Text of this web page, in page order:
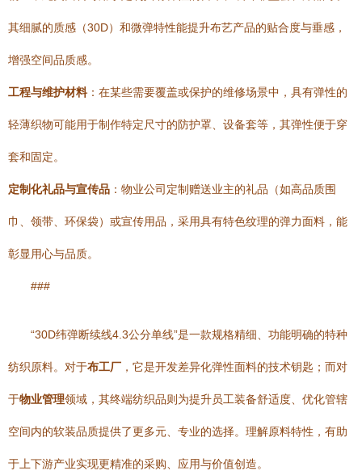
其细腻的质感（30D）和微弹特性能提升布艺产品的贴合度与垂感，
增强空间品质感。
工程与维护材料：在某些需要覆盖或保护的维修场景中，具有弹性的
轻薄织物可能用于制作特定尺寸的防护罩、设备套等，其弹性便于穿
套和固定。
定制化礼品与宣传品 ：物业公司定制赠送业主的礼品（如高品质围
巾、领带、环保袋）或宣传用品，采用具有特色纹理的弹力面料，能
彰显用心与品质。
###
“30D纬弹断续线4.3公分单线”是一款规格精细、功能明确的特种
纺织原料。对于布工厂 ，它是开发差异化弹性面料的技术钥匙；而对
于物业管理领域，其终端纺织品则为提升员工装备舒适度、优化管辖
空间内的软装品质提供了更多元、专业的选择。理解原料特性，有助
于上下游产业实现更精准的采购、应用与价值创造。